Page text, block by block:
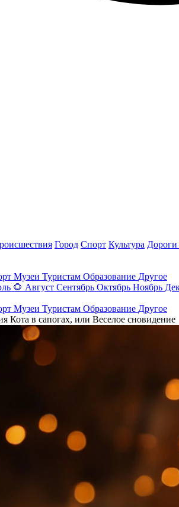
Город Спорт Культура Дороги
Музеи Туристам Образование Другое
🌻 Август Сентябрь Октябрь Ноябрь
Музеи Туристам Образование Другое
Кота в сапогах, или Веселое сновидение